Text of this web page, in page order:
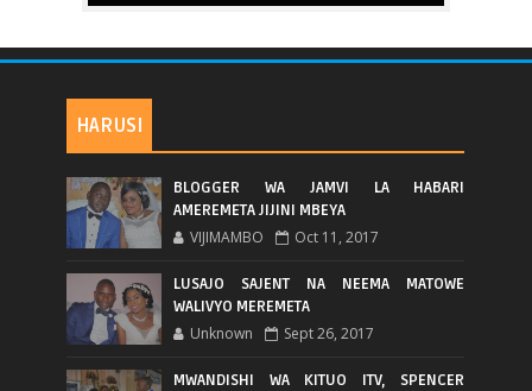
HARUSI
BLOGGER WA JAMVI LA HABARI
AMEREMETA JIJINI MBEYA
VIJIMAMBO Oct 11, 2017
LUSAJO SAJENT NA NEEMA MATOWE
WALIVYO MEREMETA
Unknown Sept 26, 2017
MWANDISHI WA KITUO ITV, SPENCER